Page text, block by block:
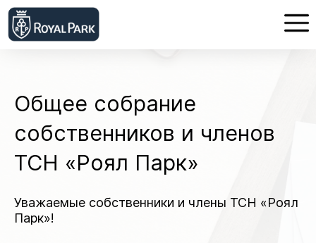
Общее собрание
собственников и членов
ТСН «Роял Парк»
Уважаемые собственники и члены ТСН «Роял
Парк»!